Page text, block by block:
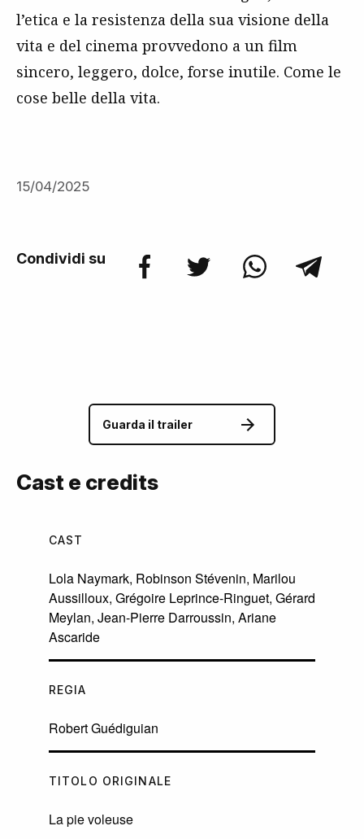
l’etica e la resistenza della sua visione della
vita e del cinema provvedono a un film
sincero, leggero, dolce, forse inutile. Come le
cose belle della vita.
15/04/2025
Condividi su
Guarda il trailer
Cast e credits
CAST
Lola Naymark, Robinson Stévenin, Marilou
Aussilloux, Grégoire Leprince-Ringuet, Gérard
Meylan, Jean-Pierre Darroussin, Ariane
Ascaride
REGIA
Robert Guédiguian
TITOLO ORIGINALE
La pie voleuse